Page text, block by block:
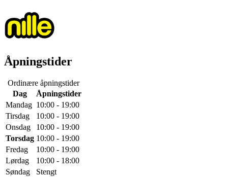
Åpningstider
Ordinære åpningstider
Dag
Åpningstider
Mandag 10:00 - 19:00
Tirsdag
10:00 - 19:00
Onsdag
10:00 - 19:00
Torsdag 10:00 - 19:00
Fredag
10:00 - 19:00
Lørdag
10:00 - 18:00
Søndag
Stengt